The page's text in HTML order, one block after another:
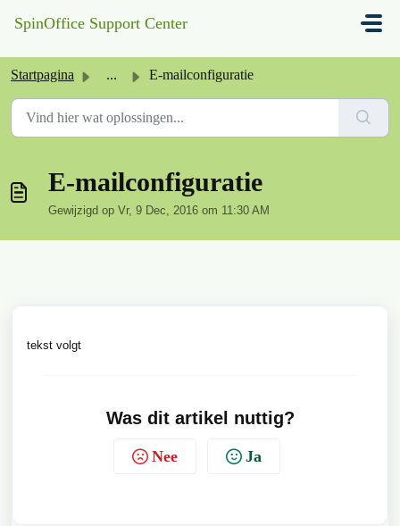
SpinOffice Support Center
Startpagina ... E-mailconfiguratie
E-mailconfiguratie
Gewijzigd op Vr, 9 Dec, 2016 om 11:30 AM
tekst volgt
Was dit artikel nuttig?
Nee Ja